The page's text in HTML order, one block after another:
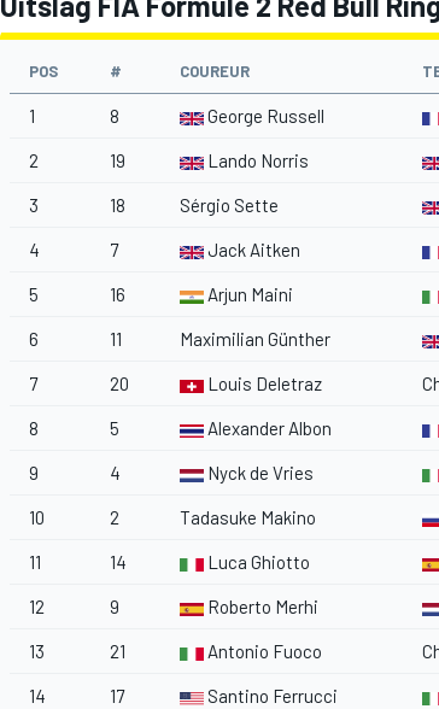
POS # COUREUR
1 8 George Russell
2 19 Lando Norris
3 18 Sérgio Sette
4 7 Jack Aitken
5 16 Arjun Maini
6 11 Maximilian Günther
7 20 Louis Deletraz
8 5 Alexander Albon
9 4 Nyck de Vries
10 2 Tadasuke Makino
11 14 Luca Ghiotto
12 9 Roberto Merhi
13 21 Antonio Fuoco
14 17 Santino Ferrucci